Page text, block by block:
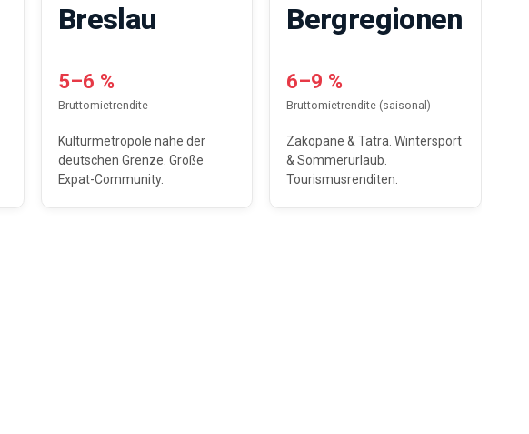
Breslau
5–6 %
Bruttomietrendite
Kulturmetropole nahe der
deutschen Grenze. Große
Expat-Community.
Bergregionen
6–9 %
Bruttomietrendite (saisonal)
Zakopane & Tatra. Wintersport
& Sommerurlaub.
Tourismusrenditen.